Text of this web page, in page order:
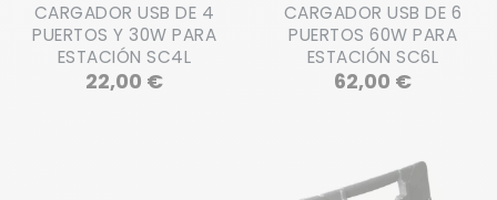
CARGADOR USB DE 4
PUERTOS Y 30W PARA
ESTACIÓN SC4L
22,00 €Precio
CARGADOR USB DE 6
PUERTOS 60W PARA
ESTACIÓN SC6L
62,00 €Precio